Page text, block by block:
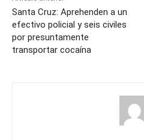
Santa Cruz: Aprehenden a un
efectivo policial y seis civiles
por presuntamente
transportar cocaína